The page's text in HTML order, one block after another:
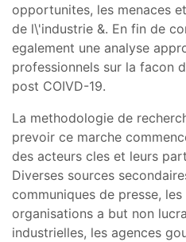
opportunites, les menaces
de l\'industrie &. En fin de
egalement une analyse
professionnels sur la facon
post COIVD-19.
La methodologie de
prevoir ce marche
des acteurs cles et leurs
Diverses sources
communiques de presse,
organisations a but non
industrielles, les agences